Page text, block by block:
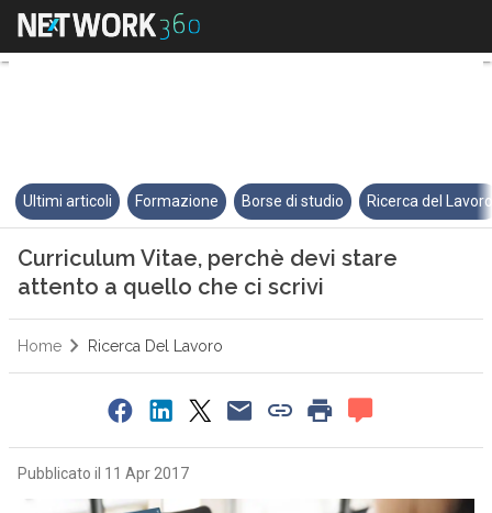
Curriculum Vitae, perchè devi
Ultimi articoli Formazione Borse di studio Ricerca del
Curriculum Vitae, perchè devi stare
attento a quello che ci scrivi
Home Ricerca Del Lavoro
Pubblicato il 11 Apr 2017